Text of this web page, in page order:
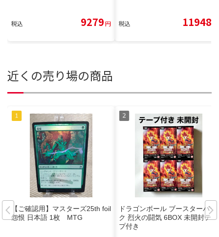
税込 9279円 税込 11948
近くの売り場の商品
【ご確認用】マスターズ25th foil
怨恨 日本語 1枚 MTG
ドラゴンボール ブースターパッ
ク 烈火の闘気 6BOX 未開封テー
プ付き